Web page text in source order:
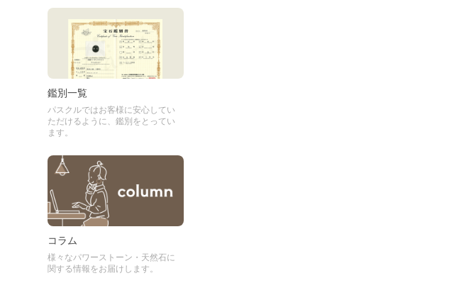
鑑別一覧
パスクルではお客様に安心してい
ただけるように、鑑別をとってい
ます。
コラム
様々なパワーストーン・天然石に
関する情報をお届けします。